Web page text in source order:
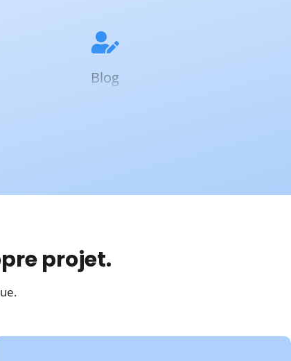
Blog
votre audience
projet.